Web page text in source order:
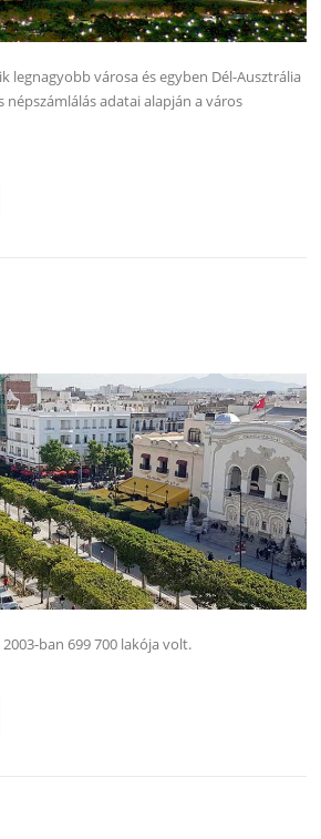
legnagyobb városa és egyben Dél-Ausztrália
népszámlálás adatai alapján a város
ban 699 700 lakója volt.